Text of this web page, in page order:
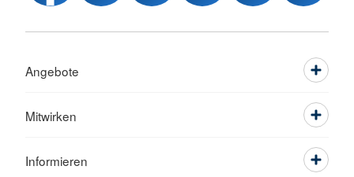
Angebote
Mitwirken
Informieren